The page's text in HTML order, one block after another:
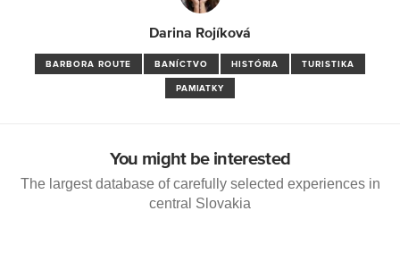
Darina Rojíková
BARBORA ROUTE BANÍCTVO HISTÓRIA TURISTIKA
PAMIATKY
You might be interested
The largest database of carefully selected experiences in
central Slovakia